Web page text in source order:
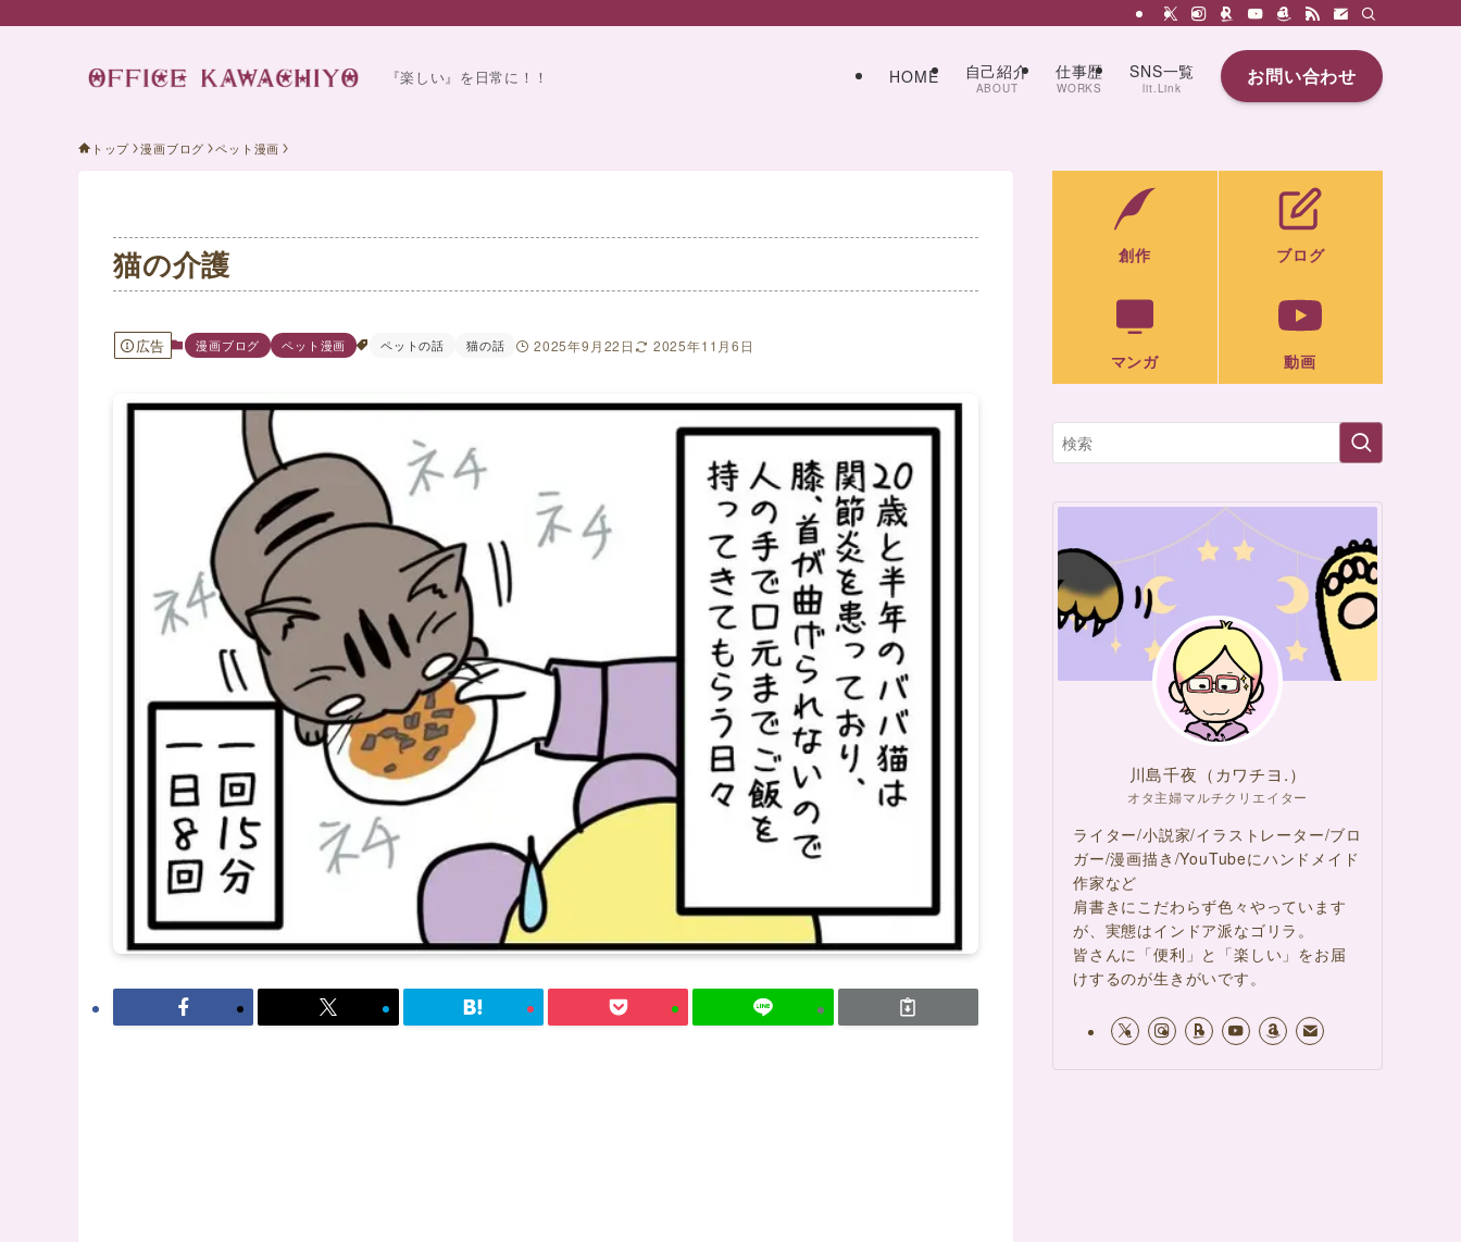
『楽しい』を日常に！！ HOME 自己紹介
ABOUT
仕事歴
WORKS
SNS一覧
lit.Link お問い合わせ
トップ 漫画ブログ ペット漫画
猫の介護
広告 漫画ブログ ペット漫画 ペットの話 猫の話 2025年9月22日 2025年11月6日
創作 ブログ
マンガ 動画
川島千夜（カワチヨ.）
オタ主婦マルチクリエイター
ライター/小説家/イラストレーター/ブロ
ガー/漫画描き/YouTubeにハンドメイド
作家など
肩書きにこだわらず色々やっています
が、実態はインドア派なゴリラ。
皆さんに「便利」と「楽しい」をお届
けするのが生きがいです。